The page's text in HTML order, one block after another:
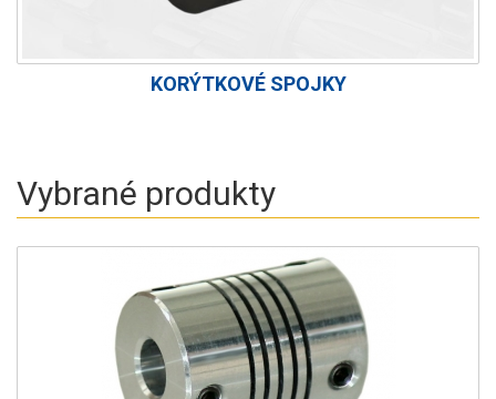
KORÝTKOVÉ SPOJKY
Vybrané produkty